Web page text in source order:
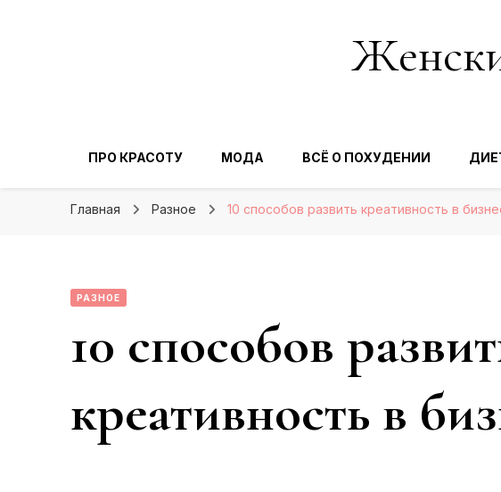
ПРО КРАСОТУ МОДА ВСЁ О ПОХУДЕНИИ
Главная Разное 10 способов развить креативность в
РАЗНОЕ
10 способов
креативность в